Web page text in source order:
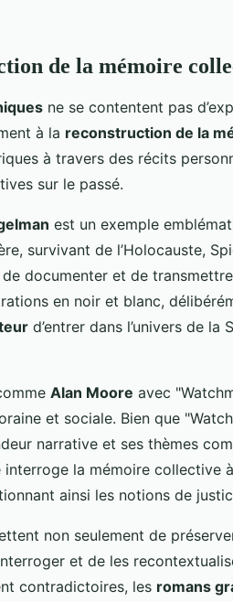
de la mémoire
ne se contentent pas
à la reconstruction de la
à travers des récits
sur le passé.
est un exemple
survivant de l’Holocauste,
documenter et de
en noir et blanc,
d’entrer dans l’univers de
Alan Moore avec
et sociale. Bien que
narrative et ses thèmes
interroge la mémoire collective
ainsi les notions de
non seulement de
et de les
contradictoires, les romans